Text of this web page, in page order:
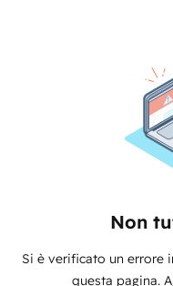
Non
Si è verificato un errore
questa pagina.